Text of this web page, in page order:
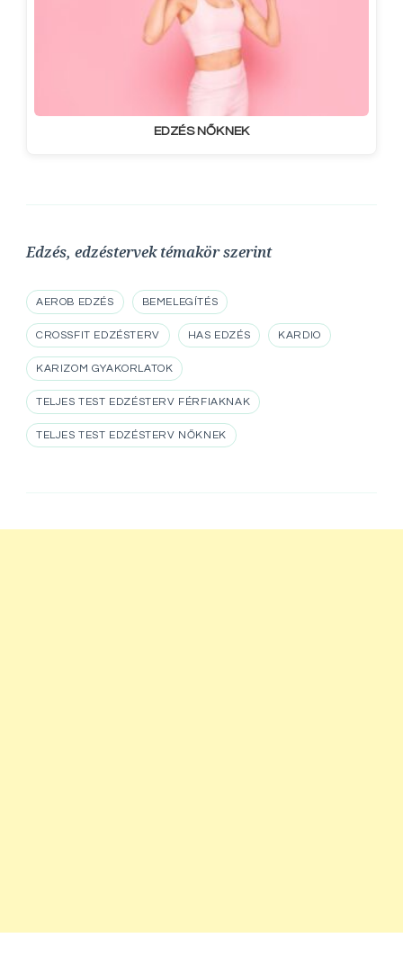
EDZÉS NŐKNEK
Edzés, edzéstervek témakör szerint
AEROB EDZÉS BEMELEGÍTÉS
CROSSFIT EDZÉSTERV HAS EDZÉS KARDIO
KARIZOM GYAKORLATOK
TELJES TEST EDZÉSTERV FÉRFIAKNAK
TELJES TEST EDZÉSTERV NŐKNEK